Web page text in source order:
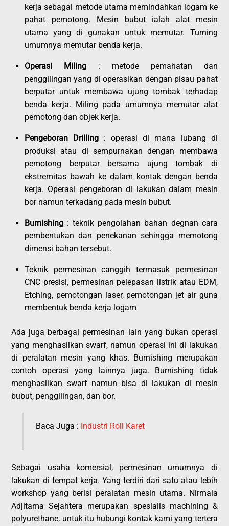
kerja sebagai metode utama memindahkan logam ke
pahat pemotong. Mesin bubut ialah alat mesin
utama yang di gunakan untuk memutar. Turning
umumnya memutar benda kerja.
Operasi Miling: metode pemahatan dan
penggilingan yang di operasikan dengan pisau pahat
berputar untuk membawa ujung tombak terhadap
benda kerja. Miling pada umumnya memutar alat
pemotong dan objek kerja.
Pengeboran Drilling : operasi di mana lubang di
produksi atau di sempurnakan dengan membawa
pemotong berputar bersama ujung tombak di
ekstremitas bawah ke dalam kontak dengan benda
kerja. Operasi pengeboran di lakukan dalam mesin
bor namun terkadang pada mesin bubut.
Burnishing : teknik pengolahan bahan degnan cara
pembentukan dan penekanan sehingga memotong
dimensi bahan tersebut.
Teknik permesinan canggih termasuk permesinan
CNC presisi, permesinan pelepasan listrik atau EDM,
Etching, pemotongan laser, pemotongan jet air guna
membentuk benda kerja logam
Ada juga berbagai permesinan lain yang bukan operasi
yang menghasilkan swarf, namun operasi ini di lakukan
di peralatan mesin yang khas. Burnishing merupakan
contoh operasi yang lainnya juga. Burnishing tidak
menghasilkan swarf namun bisa di lakukan di mesin
bubut, penggilingan, dan bor.
Baca Juga : Industri Roll Karet
Sebagai usaha komersial, permesinan umumnya di
lakukan di tempat kerja. Yang terdiri dari satu atau lebih
workshop yang berisi peralatan mesin utama. Nirmala
Adjitama Sejahtera merupakan spesialis machining &
polyurethane, untuk itu hubungi kontak kami yang tertera